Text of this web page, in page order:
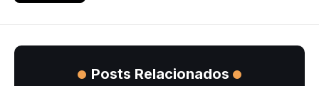
Posts Relacionados